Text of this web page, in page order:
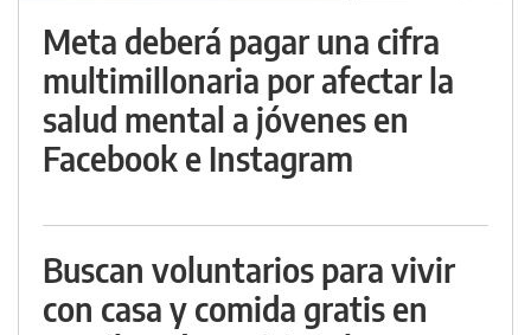
Meta deberá pagar una cifra
multimillonaria por afectar la
salud mental a jóvenes en
Facebook e Instagram
Buscan voluntarios para vivir
con casa y comida gratis en